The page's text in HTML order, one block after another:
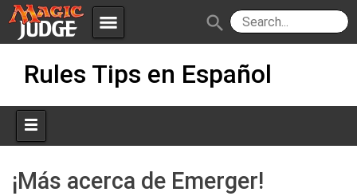
menu
Apps JudgeApps
Forum
Judges
Policies IPG
JAR
search
Rules Tips en Español
¡Más acerca de Emerger!